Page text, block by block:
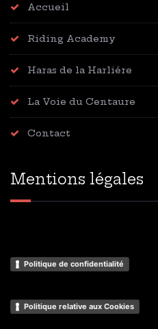
Accueil
Riding Academy
Haras de la Harliére
La Voie du Centaure
Contact
Mentions légales
Politique de confidentialité
Politique relative aux Cookies